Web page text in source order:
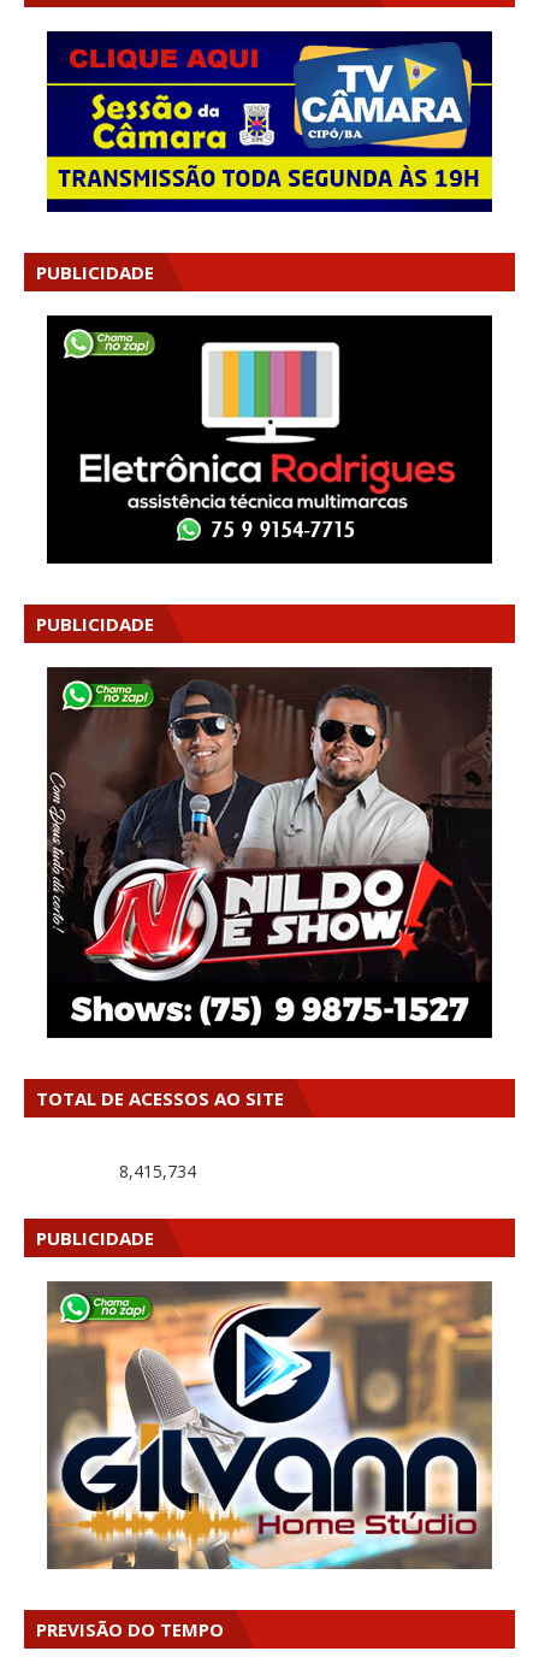
PUBLICIDADE
PUBLICIDADE
TOTAL DE ACESSOS AO SITE
8,415,734
PUBLICIDADE
PREVISÃO DO TEMPO